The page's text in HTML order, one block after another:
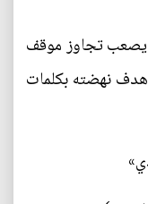
يصعب تجاوز موقف
هدف نهضته بكلمات